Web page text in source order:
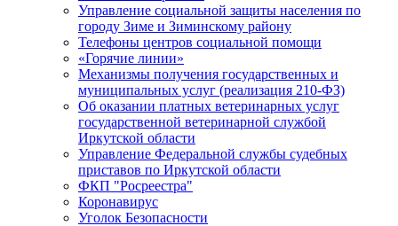
Управление социальной защиты населения по
городу Зиме и Зиминскому району
Телефоны центров социальной помощи
«Горячие линии»
Механизмы получения государственных и
муниципальных услуг (реализация 210-ФЗ)
Об оказании платных ветеринарных услуг
государственной ветеринарной службой
Иркутской области
Управление Федеральной службы судебных
приставов по Иркутской области
ФКП "Росреестра"
Коронавирус
Уголок Безопасности